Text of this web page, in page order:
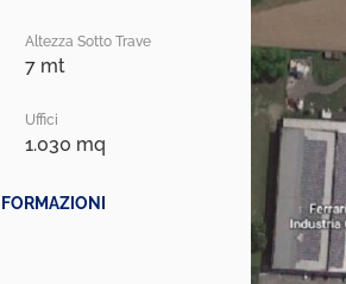
Uffici
1.030 mq
Altezza Sotto Trave
7 mt